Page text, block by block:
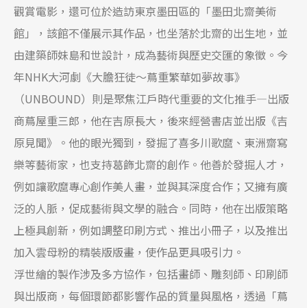
觀賞電影，還可位於造訪東京墨田區的「墨田北齋美術
館」，該館不僅展示其作品，也坐落於北齋的出生地，並
由建築師妹島和世設計，成為藝術與歷史交匯的象徵。今
年NHK大河劇《大膽狂徒〜蔦重繁華如夢故事》
（UNBOUND）則是聚焦江戶時代重要的文化推手—出版
商蔦屋重三郎，他在吉原長大，後來經營書店並出版《吉
原見聞》。他的眼光獨到，發掘了喜多川歌麿、東洲齋寫
樂等藝術家，也支持葛飾北齋的創作。他善於發掘人才，
例如讓歌麿專心創作美人畫，並與其深度合作；又擁有廣
泛的人脈，促成藝術與文學的融合。同時，他在出版策略
上極具創新，例如調整印刷方式、推出小冊子，以及推出
加入雲母粉的精裝版版畫，使作品更具吸引力。
浮世繪的製作涉及多方協作，包括畫師、雕刻師、印刷師
與出版商，每個環節都影響作品的質量與風格，透過「蔦